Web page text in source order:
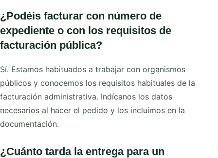
¿Podéis facturar con número de
expediente o con los requisitos de
facturación pública?
Sí. Estamos habituados a trabajar con organismos
públicos y conocemos los requisitos habituales de la
facturación administrativa. Indícanos los datos
necesarios al hacer el pedido y los incluimos en la
documentación.
¿Cuánto tarda la entrega para un